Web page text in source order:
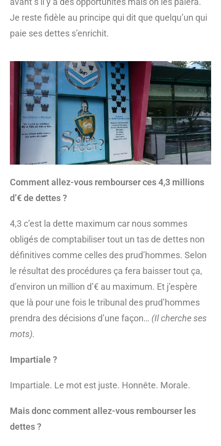
Je reste fidèle au principe qui dit que quelqu’un qui
paie ses dettes s’enrichit.
Comment allez-vous rembourser ces 4,3 millions
d’€ de dettes ?
4,3 c’est la dette maximum car nous sommes
obligés de comptabiliser tout un tas de dettes non
définitives comme celles des prud’hommes. Selon
le résultat des procédures ça fera baisser tout ça,
d’environ un million d’€ au maximum. Et j’espère
que là pour une fois le tribunal des prud’hommes
prendra des décisions d’une façon… (Il cherche ses
mots).
Impartiale ?
Impartiale. Le mot est juste. Honnête. Morale.
Mais donc comment allez-vous rembourser les
dettes ?